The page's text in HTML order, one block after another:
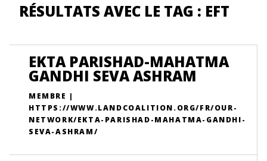
RÉSULTATS AVEC LE TAG : EFT
EKTA PARISHAD-MAHATMA
GANDHI SEVA ASHRAM
MEMBRE |
HTTPS://WWW.LANDCOALITION.ORG/FR/OUR-
NETWORK/EKTA-PARISHAD-MAHATMA-GANDHI-
SEVA-ASHRAM/